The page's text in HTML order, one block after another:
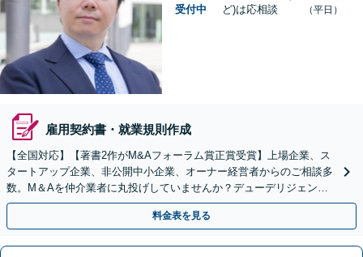
受付中
ど)は応相談
（平日）
雇用契約書・就業規則作成
【全国対応】【著書2作がM&Aフォーラム賞正賞受賞】上場企業、ス
タートアップ企業、非公開中小企業、オーナー経営者からのご相談多
数。M＆Aを仲介業者に丸投げしていませんか？デューデリジェンス
や契約書作成・交渉はお任せください【初回無料】
料金表を見る